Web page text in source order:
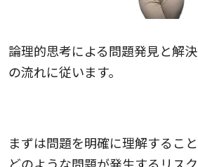
論理的思考による問題発見と解
の流れに従います。
まずは問題を明確に理解するこ
どのような問題が発生するリス